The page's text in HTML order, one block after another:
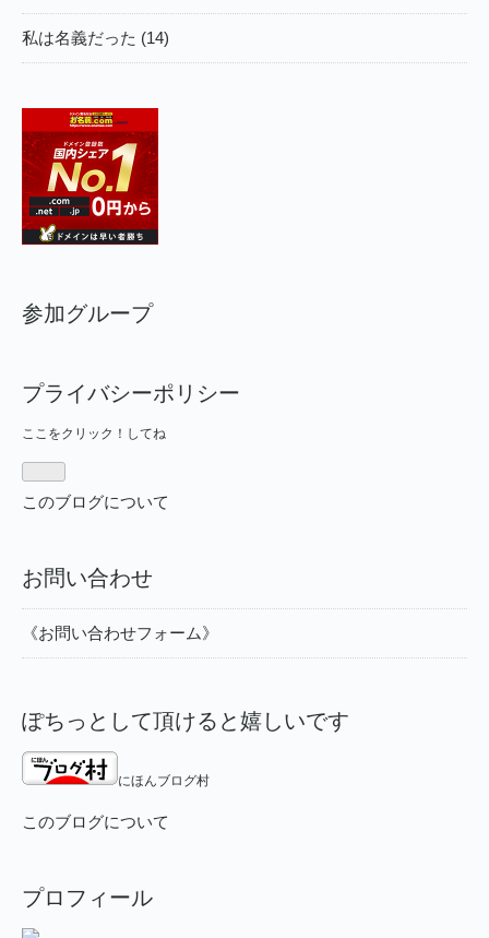
私は名義だった (14)
参加グループ
プライバシーポリシー
ここをクリック！してね
このブログについて
お問い合わせ
《お問い合わせフォーム》
ぽちっとして頂けると嬉しいです
にほんブログ村
このブログについて
プロフィール